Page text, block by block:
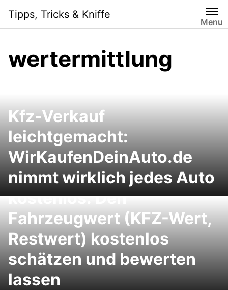
content
Tipps, Tricks & Kniffe
Menu
wertermittlung
Kfz-Verkauf
leichtgemacht:
WirKaufenDeinAuto.de
nimmt wirklich jedes Auto
Schwacke Wertermittlung
kostenlos: Den
Fahrzeugwert (KFZ-Wert,
Restwert) kostenlos
schätzen und bewerten
lassen